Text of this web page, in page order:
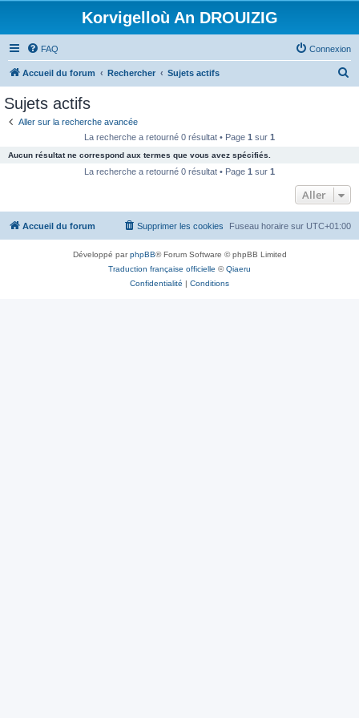
Korvigelloù An DROUIZIG
FAQ Connexion
Accueil du forum Rechercher Sujets actifs
c
e
Sujets actifs
Aller sur la recherche avancée
La recherche a retourné 0 résultat • Page 1 sur 1
Aucun résultat ne correspond aux termes que vous avez spécifiés.
La recherche a retourné 0 résultat • Page 1 sur 1
Aller
Accueil du forum Fuseau horaire sur UTC+01:00
Supprimer les cookies
Développé parphpBB® Forum Software © phpBB Limited
Traduction française officielle ©Qiaeru
Confidentialité | Conditions